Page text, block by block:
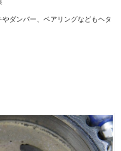
ダンパー、ベアリングなどもヘタ